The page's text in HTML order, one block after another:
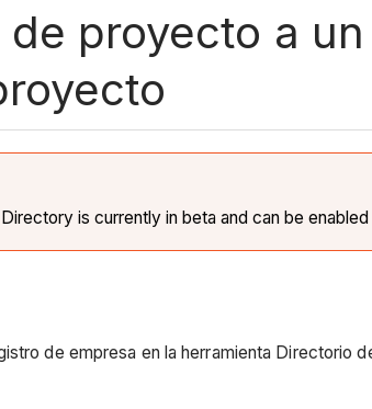
proyecto a
is currently in beta and can be
de empresa en la herramienta Directorio